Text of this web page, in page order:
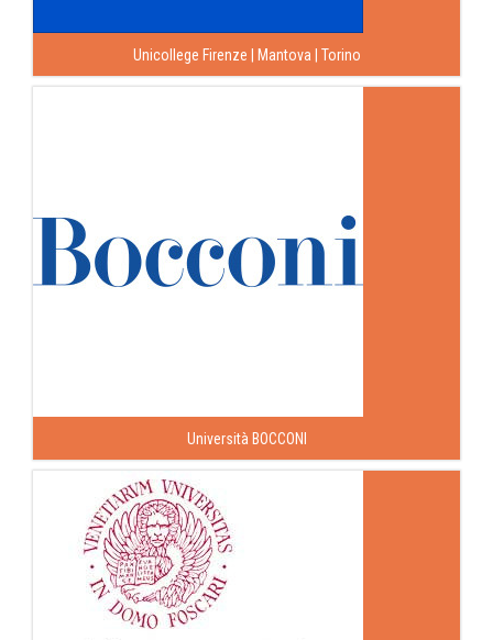
Unicollege Firenze | Mantova | Torino
Università BOCCONI